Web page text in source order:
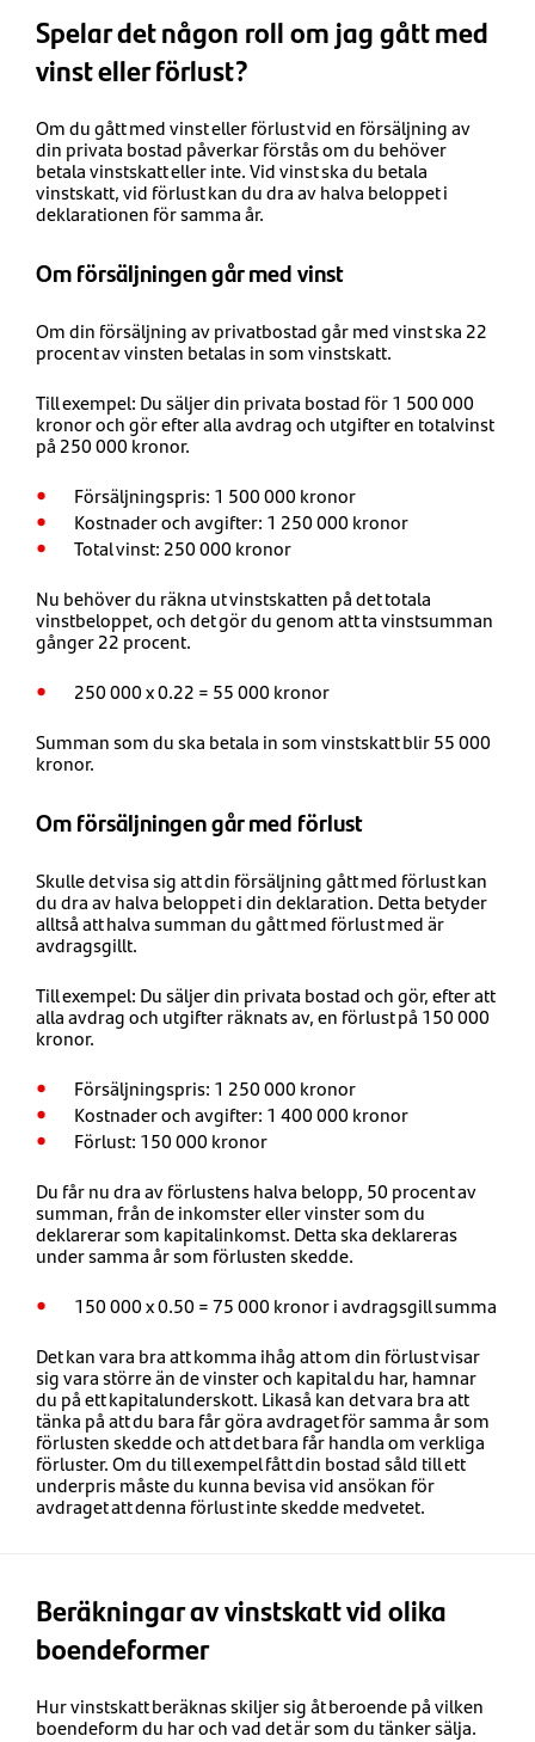
Spelar det någon roll om jag gått med
vinst eller förlust?
Om du gått med vinst eller förlust vid en försäljning av
din privata bostad påverkar förstås om du behöver
betala vinstskatt eller inte. Vid vinst ska du betala
vinstskatt, vid förlust kan du dra av halva beloppet i
deklarationen för samma år.
Om försäljningen går med vinst
Om din försäljning av privatbostad går med vinst ska 22
procent av vinsten betalas in som vinstskatt.
Till exempel: Du säljer din privata bostad för 1 500 000
kronor och gör efter alla avdrag och utgifter en totalvinst
på 250 000 kronor.
Försäljningspris: 1 500 000 kronor
Kostnader och avgifter: 1 250 000 kronor
Total vinst: 250 000 kronor
Nu behöver du räkna ut vinstskatten på det totala
vinstbeloppet, och det gör du genom att ta vinstsumman
gånger 22 procent.
250 000 x 0.22 = 55 000 kronor
Summan som du ska betala in som vinstskatt blir 55 000
kronor.
Om försäljningen går med förlust
Skulle det visa sig att din försäljning gått med förlust kan
du dra av halva beloppet i din deklaration. Detta betyder
alltså att halva summan du gått med förlust med är
avdragsgillt.
Till exempel: Du säljer din privata bostad och gör, efter att
alla avdrag och utgifter räknats av, en förlust på 150 000
kronor.
Försäljningspris: 1 250 000 kronor
Kostnader och avgifter: 1 400 000 kronor
Förlust: 150 000 kronor
Du får nu dra av förlustens halva belopp, 50 procent av
summan, från de inkomster eller vinster som du
deklarerar som kapitalinkomst. Detta ska deklareras
under samma år som förlusten skedde.
150 000 x 0.50 = 75 000 kronor i avdragsgill summa
Det kan vara bra att komma ihåg att om din förlust visar
sig vara större än de vinster och kapital du har, hamnar
du på ett kapitalunderskott. Likaså kan det vara bra att
tänka på att du bara får göra avdraget för samma år som
förlusten skedde och att det bara får handla om verkliga
förluster. Om du till exempel fått din bostad såld till ett
underpris måste du kunna bevisa vid ansökan för
avdraget att denna förlust inte skedde medvetet.
Beräkningar av vinstskatt vid olika
boendeformer
Hur vinstskatt beräknas skiljer sig åt beroende på vilken
boendeform du har och vad det är som du tänker sälja.